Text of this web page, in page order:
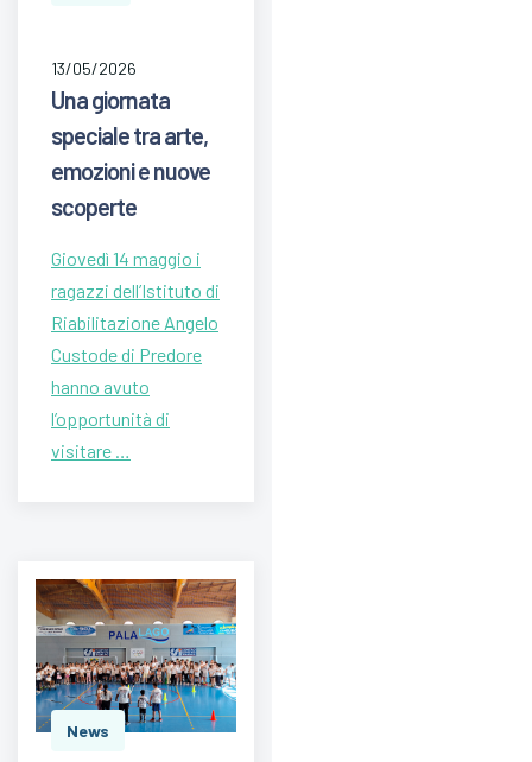
13/05/2026
Una giornata
speciale tra arte,
emozioni e nuove
scoperte
Giovedì 14 maggio i
ragazzi dell’Istituto di
Riabilitazione Angelo
Custode di Predore
hanno avuto
l’opportunità di
visitare …
News